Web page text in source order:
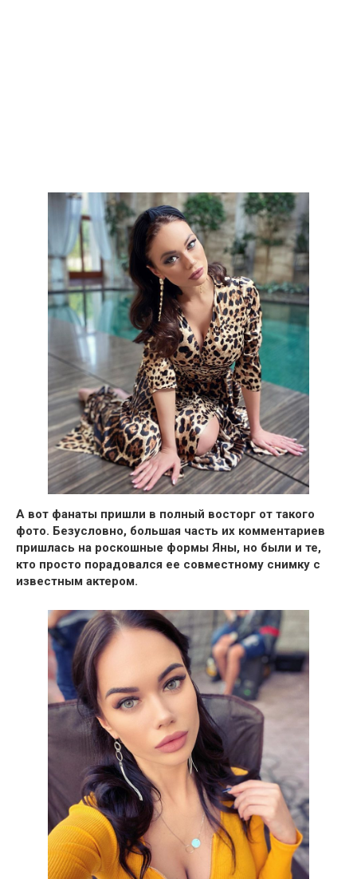
А вот фанаты пришли в полный восторг от такого
фото. Безусловно, большая часть их комментариев
пришлась на роскошные формы Яны, но были и те,
кто просто порадовался ее совместному снимку с
известным актером.